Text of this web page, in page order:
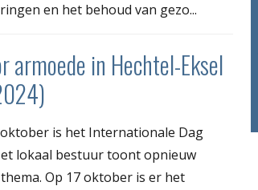
en het behoud van gezo...
armoede in Hechtel-Eksel
is het Internationale Dag
lokaal bestuur toont opnieuw
Op 17 oktober is er het